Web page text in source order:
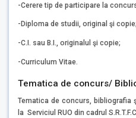
-Cerere tip de participare la
-Diploma de studii, original şi copie;
-C.I. sau B.I., originalul şi copie;
-Curriculum Vitae.
Tematica de concurs/
Tematica de concurs,
la Serviciul RUO din cadrul